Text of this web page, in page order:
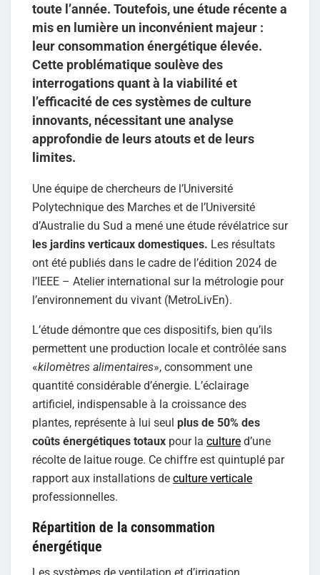
toute l’année. Toutefois, une étude récente a
mis en lumière un inconvénient majeur :
leur consommation énergétique élevée.
Cette problématique soulève des
interrogations quant à la viabilité et
l’efficacité de ces systèmes de culture
innovants, nécessitant une analyse
approfondie de leurs atouts et de leurs
limites.
Une équipe de chercheurs de l’Université
Polytechnique des Marches et de l’Université
d’Australie du Sud a mené une étude révélatrice sur
les jardins verticaux domestiques. Les résultats
ont été publiés dans le cadre de l’édition 2024 de
l’IEEE – Atelier international sur la métrologie pour
l’environnement du vivant (MetroLivEn).
L’étude démontre que ces dispositifs, bien qu’ils
permettent une production locale et contrôlée sans
«kilomètres alimentaires», consomment une
quantité considérable d’énergie. L’éclairage
artificiel, indispensable à la croissance des
plantes, représente à lui seul plus de 50% des
coûts énergétiques totaux pour la culture d’une
récolte de laitue rouge. Ce chiffre est quintuplé par
rapport aux installations de culture verticale
professionnelles.
Répartition de la consommation
énergétique